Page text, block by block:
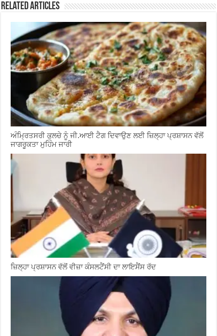
Related Articles
ਅੰਮ੍ਰਿਤਸਰੀ ਕੁਲਚੇ ਨੂੰ ਜੀ.ਆਈ ਟੈਗ ਦਿਵਾਉਣ ਲਈ ਜ਼ਿਲ੍ਹਾ ਪ੍ਰਸ਼ਾਸਨ ਵੱਲੋਂ
ਜਾਗਰੂਕਤਾ ਮੁਹਿੰਮ ਜਾਰੀ
ਜ਼ਿਲ੍ਹਾ ਪ੍ਰਸ਼ਾਸਨ ਵੱਲੋਂ ਵੀਜ਼ਾ ਕੰਸਲਟੈਂਸੀ ਦਾ ਲਾਇਸੈਂਸ ਰੱਦ